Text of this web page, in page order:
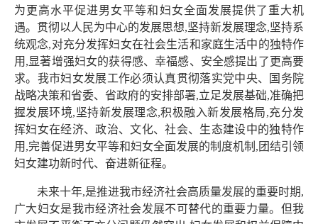
为更高水平促进男女平等和妇女全面发展提供了重大机
遇。贯彻以人民为中心的发展思想,坚持新发展理念,坚持系
统观念,对充分发挥妇女在社会生活和家庭生活中的独特作
用,显著增强妇女的获得感、幸福感、安全感提出了更高要
求。我市妇女发展工作必须认真贯彻落实党中央、国务院
战略决策和省委、省政府的安排部署,立足发展基础,准确把
握发展环境,坚持新发展理念,积极融入新发展格局,充分发
挥妇女在经济、政治、文化、社会、生态建设中的独特作
用,完善促进男女平等和妇女全面发展的制度机制,团结引领
妇女建功新时代、奋进新征程。
未来十年,是推进我市经济社会高质量发展的重要时期,
广大妇女是我市经济社会发展不可替代的重要力量。但我